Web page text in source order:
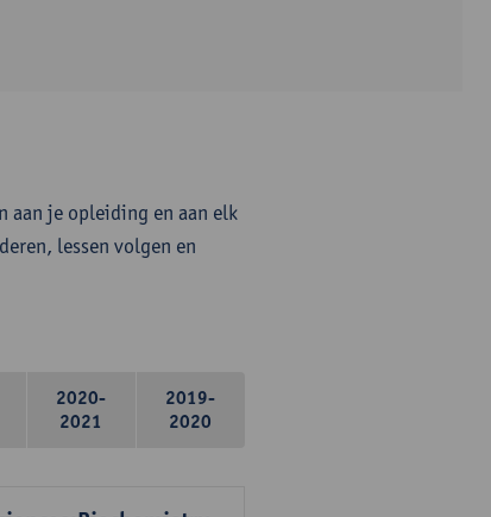
aan je opleiding en aan elk
lessen volgen en
2020-
2021
2019-
2020